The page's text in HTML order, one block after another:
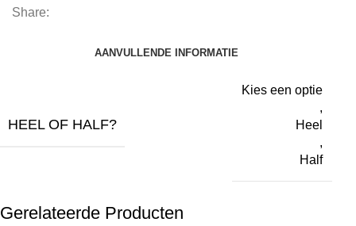
Share:
AANVULLENDE INFORMATIE
HEEL OF HALF?
Kies een optie
,
Heel
,
Half
Gerelateerde Producten